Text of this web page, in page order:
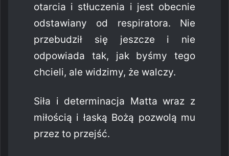
otarcia i stłuczenia i jest obecnie
odstawiany od respiratora. Nie
przebudził się jeszcze i nie
odpowiada tak, jak byśmy tego
chcieli, ale widzimy, że walczy.
Siła i determinacja Matta wraz z
miłością i łaską Bożą pozwolą mu
przez to przejść.